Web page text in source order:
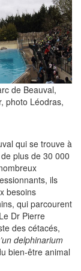
de Beauval,
photo Léodras,
qui se trouve à
plus de 30 000
ils
besoins
qui parcourent
Dr Pierre
des cétacés,
delphinarium
bien-être animal